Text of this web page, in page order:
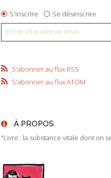
S'inscrire Se désinscrire
S'abonner au flux RSS
S'abonner au flux ATOM
À PROPOS
"Livre : la substance vitale dont on